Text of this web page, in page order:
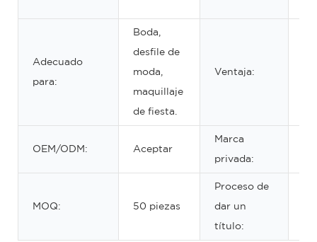
Adecuado
para:
Boda,
desfile de
moda,
maquillaje
de fiesta.
Ventaja:
OEM/ODM: Aceptar
Marca
privada:
MOQ: 50 piezas
Proceso de
dar un
título: